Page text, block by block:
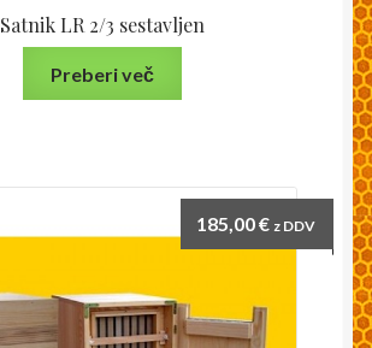
Satnik LR 2/3 sestavljen
Preberi več
185,00€ z DDV